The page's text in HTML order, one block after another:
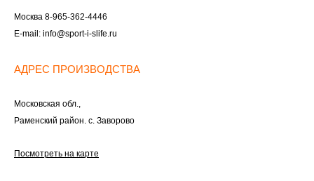
Москва 8-965-362-4446
E-mail: info@sport-i-slife.ru
АДРЕС ПРОИЗВОДСТВА
Московская обл.,
Раменский район. с. Заворово
Посмотреть на карте